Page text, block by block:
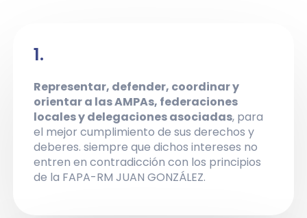
1.
Representar, defender, coordinar y
orientar a las AMPAs, federaciones
locales y delegaciones asociadas, para
el mejor cumplimiento de sus derechos y
deberes. siempre que dichos intereses no
entren en contradicción con los principios
de la FAPA-RM JUAN GONZÁLEZ.